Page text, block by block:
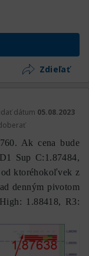
Zdieľať
dátum 05.08.2023
Ak cena bude
Sup C:1.87484,
ktoréhokoľvek z
denným pivotom
1.88418, R3: